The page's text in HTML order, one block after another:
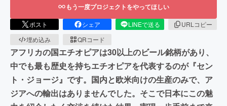
もう一度プロジェクトをやってほしい
ポスト シェア LINEで送る
URLコピー
埋め込み
QRコード
アフリカの国エチオピアは30以上のビール銘柄があり、
中でも最も歴史を持ちエチオピアを代表するのが『セン
ト・ジョージ』です。国内と欧米向けの生産のみで、ア
ジアへの輸出はありませんでした。そこで日本にこの魅